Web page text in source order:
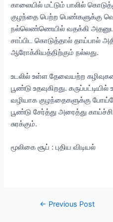
காலையில் மட்டும் பாலில்
குழந்தை பெற்ற பெண்களுக்கு
நல்லெண்ணெயில் வதக்கி அதனுடன்
சாப்பிட கொடுத்தால் தாய்பால்
ஆரோக்கியத்திற்கும் நல்லது.
உடலில் உள்ள தேவையற்ற
பூண்டு உதவுகிறது.
வழியாக குழந்தைகளுக்கு
பூண்டு சேர்த்து அரைத்து
சுரக்கும்.
மூலிகை சூப் : புதிய விடியல்
Post← Previous Post